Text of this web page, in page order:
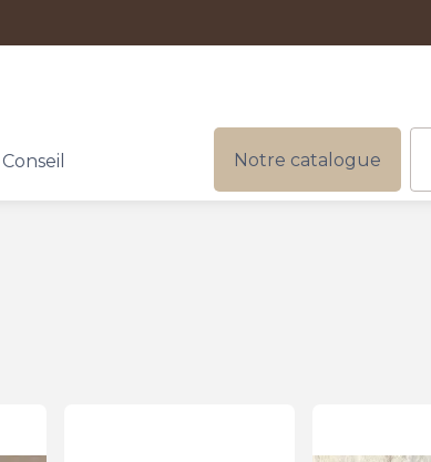
Conseil Notre catalogue